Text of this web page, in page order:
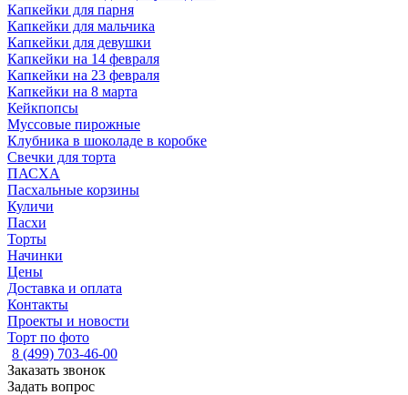
Капкейки для парня
Капкейки для мальчика
Капкейки для девушки
Капкейки на 14 февраля
Капкейки на 23 февраля
Капкейки на 8 марта
Кейкпопсы
Муссовые пирожные
Клубника в шоколаде в коробке
Свечки для торта
ПАСХА
Пасхальные корзины
Куличи
Пасхи
Торты
Начинки
Цены
Доставка и оплата
Контакты
Проекты и новости
Торт по фото
8 (499) 703-46-00
Заказать звонок
Задать вопрос